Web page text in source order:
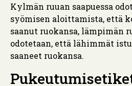
Kylmän ruuan saapuessa
syömisen aloittamista, että
saanut ruokansa, lämpimän
odotetaan, että lähimmät
saaneet ruokansa.